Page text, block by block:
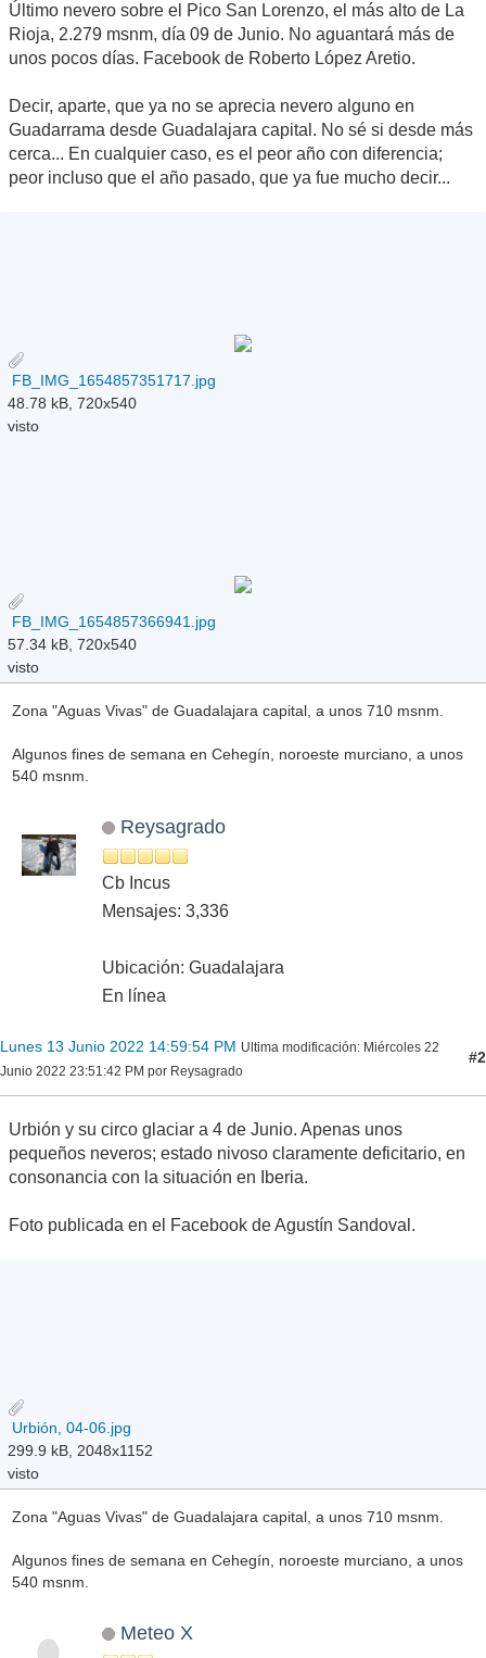
Último nevero sobre el Pico San Lorenzo, el más alto de La
Rioja, 2.279 msnm, día 09 de Junio. No aguantará más de
unos pocos días. Facebook de Roberto López Aretio.
Decir, aparte, que ya no se aprecia nevero alguno en
Guadarrama desde Guadalajara capital. No sé si desde más
cerca... En cualquier caso, es el peor año con diferencia;
peor incluso que el año pasado, que ya fue mucho decir...
FB_IMG_1654857351717.jpg
48.78 kB, 720x540
visto
FB_IMG_1654857366941.jpg
57.34 kB, 720x540
visto
Zona "Aguas Vivas" de Guadalajara capital, a unos 710 msnm.
Algunos fines de semana en Cehegín, noroeste murciano, a unos
540 msnm.
Reysagrado
Cb Incus
Mensajes: 3,336
Ubicación: Guadalajara
En línea
Lunes 13 Junio 2022 14:59:54 PM Ultima modificación: Miércoles 22
Junio 2022 23:51:42 PM por Reysagrado
#2
Urbión y su circo glaciar a 4 de Junio. Apenas unos
pequeños neveros; estado nivoso claramente deficitario, en
consonancia con la situación en Iberia.
Foto publicada en el Facebook de Agustín Sandoval.
Urbión, 04-06.jpg
299.9 kB, 2048x1152
visto
Zona "Aguas Vivas" de Guadalajara capital, a unos 710 msnm.
Algunos fines de semana en Cehegín, noroeste murciano, a unos
540 msnm.
Meteo X